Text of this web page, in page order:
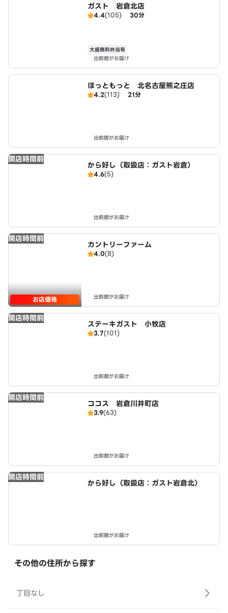
ガスト 岩倉北店
4.4(105) 30分
大盛無料弁当有
出前館がお届け
ほっともっと 北名古屋熊之庄店
4.2(113) 21分
出前館がお届け
開店時間前
から好し（取扱店：ガスト岩倉）
4.6(5)
出前館がお届け
開店時間前
お店価格
カントリーファーム
4.0(8)
出前館がお届け
開店時間前
ステーキガスト 小牧店
3.7(101)
出前館がお届け
開店時間前
ココス 岩倉川井町店
3.9(63)
出前館がお届け
開店時間前
から好し（取扱店：ガスト岩倉北）
出前館がお届け
その他の住所から探す
丁目なし